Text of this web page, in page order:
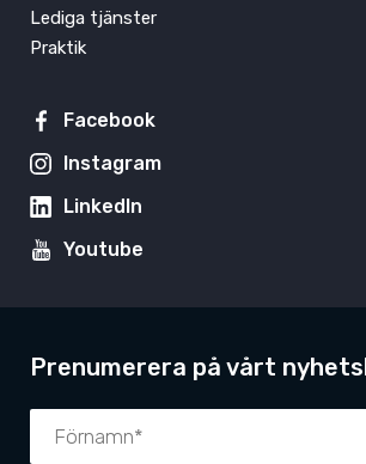
Lediga tjänster
Praktik
Facebook
Instagram
LinkedIn
Youtube
Prenumerera på vårt